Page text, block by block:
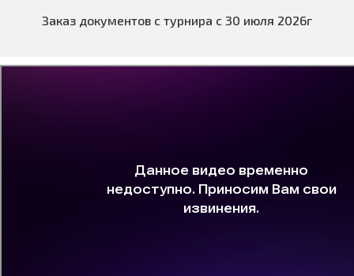
Заказ документов с турнира с 30 июля 2026г